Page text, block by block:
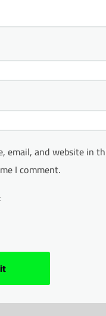
email, and website in
I comment.